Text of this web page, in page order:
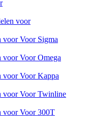
voor
voor Voor Sigma
voor Voor Omega
voor Voor Kappa
voor Voor Twinline
voor Voor 300T